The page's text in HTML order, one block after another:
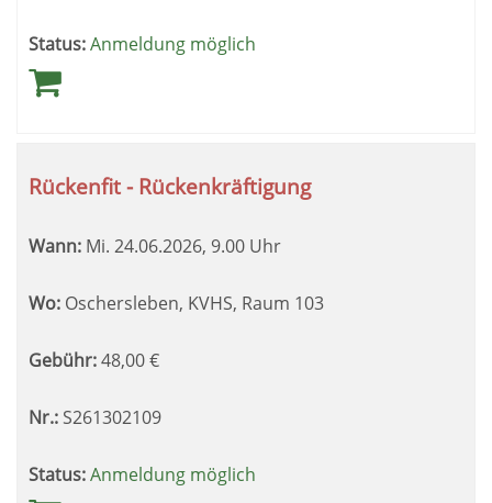
Status:Anmeldung möglich
Rückenfit - Rückenkräftigung
Wann: Mi. 24.06.2026, 9.00 Uhr
Wo: Oschersleben, KVHS, Raum 103
Gebühr:48,00€
Nr.: S261302109
Status:Anmeldung möglich